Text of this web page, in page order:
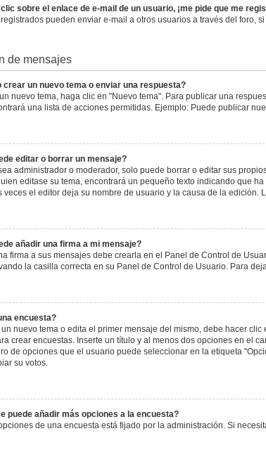
sobre el enlace de e-mail de un usuario, ¡me pide que me
pueden enviar e-mail a otros usuarios a través del foro,
de mensajes
crear un nuevo tema o enviar una respuesta?
nuevo tema, haga clic en "Nuevo tema". Para publicar una
una lista de acciones permitidas. Ejemplo: Puede publicar
editar o borrar un mensaje?
administrador o moderador, solo puede borrar o editar sus
editase su tema, encontrará un pequeño texto indicando que
veces el editor deja su nombre de usuario y la causa de la
añadir una firma a mi mensaje?
firma a sus mensajes debe crearla en el Panel de Control de
la casilla correcta en su Panel de Control de Usuario. Para
encuesta?
nuevo tema o edita el primer mensaje del mismo, debe hacer
crear encuestas. Inserte un título y al menos dos opciones en el
de opciones que el usuario puede seleccionar en la etiqueta
su votos.
puede añadir más opciones a la encuesta?
de una encuesta está fijado por la administración. Si